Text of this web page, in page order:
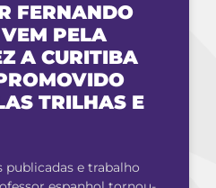
FERNANDO
PELA
A CURITIBA
TRILHAS E
publicadas e trabalho